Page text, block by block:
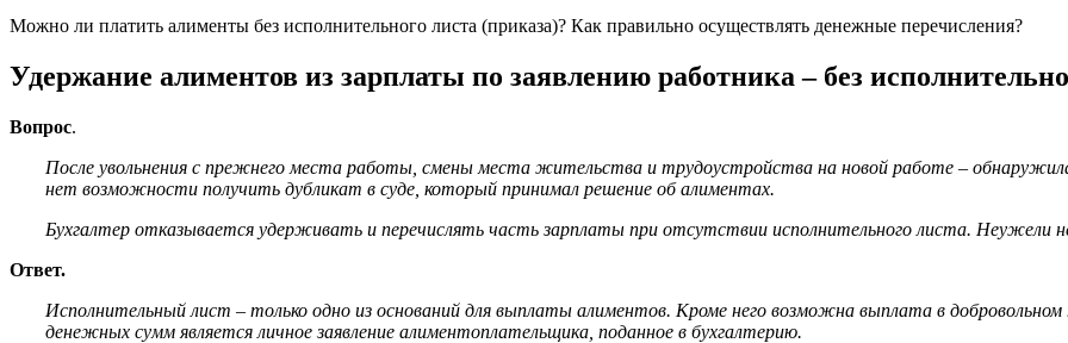
Можно ли платить алименты без исполнительного листа (приказа)? Как правильно осуществлять денежные перечисления?
Удержание алиментов из зарплаты по заявлению работника – без
Вопрос.
После увольнения с прежнего места работы, смены места жительства и трудоустройства на новой работе –
нет возможности получить дубликат в суде, который принимал решение об алиментах.
Бухгалтер отказывается удерживать и перечислять часть зарплаты при отсутствии исполнительного листа.
Ответ.
Исполнительный лист – только одно из оснований для выплаты алиментов. Кроме него возможна выплата в
денежных сумм является личное заявление алиментоплательщика, поданное в бухгалтерию.